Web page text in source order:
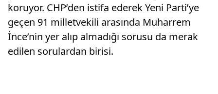
koruyor. CHP’den istifa ederek Yeni Parti’ye
geçen 91 milletvekili arasında Muharrem
İnce’nin yer alıp almadığı sorusu da merak
edilen sorulardan birisi.